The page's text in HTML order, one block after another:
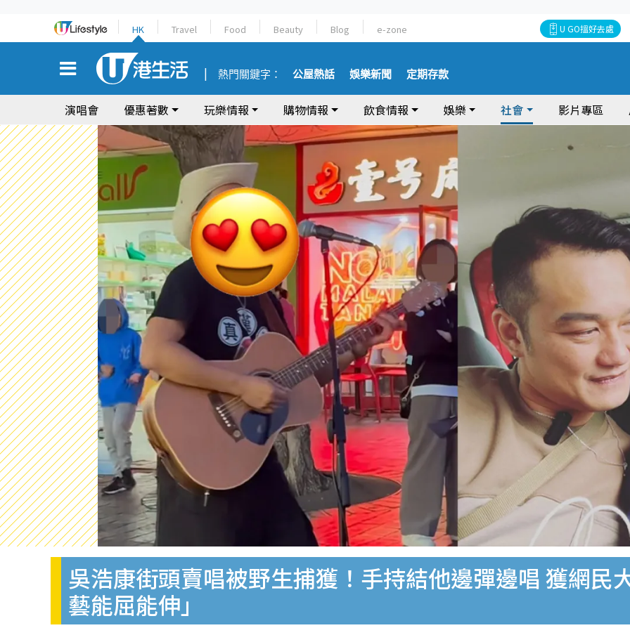
HK Travel Food Beauty Blog e-zone U GO搵好去處
熱門關鍵字： 公屋熱話 娛樂新聞 定期存款
演唱會 優惠著數 玩樂情報 購物情報 飲食情報 娛樂 社會 影片專區
吳浩康街頭賣唱被野生捕獲！手持結他邊彈邊唱 獲網民
藝能屈能伸」